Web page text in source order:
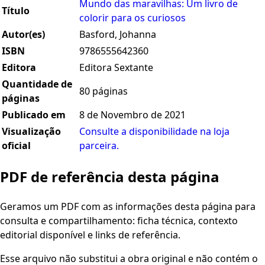
Título
Mundo das maravilhas: Um livro de
colorir para os curiosos
Autor(es)
Basford, Johanna
ISBN
9786555642360
Editora
Editora Sextante
Quantidade de
páginas
80 páginas
Publicado em
8 de Novembro de 2021
Visualização
oficial
Consulte a disponibilidade na loja
parceira.
PDF de referência desta página
Geramos um PDF com as informações desta página para
consulta e compartilhamento: ficha técnica, contexto
editorial disponível e links de referência.
Esse arquivo não substitui a obra original e não contém o